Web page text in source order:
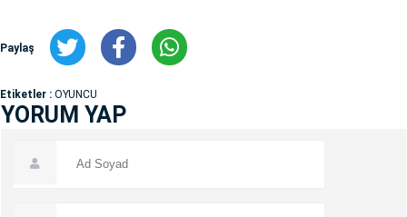
Paylaş
Etiketler : OYUNCU
YORUM YAP